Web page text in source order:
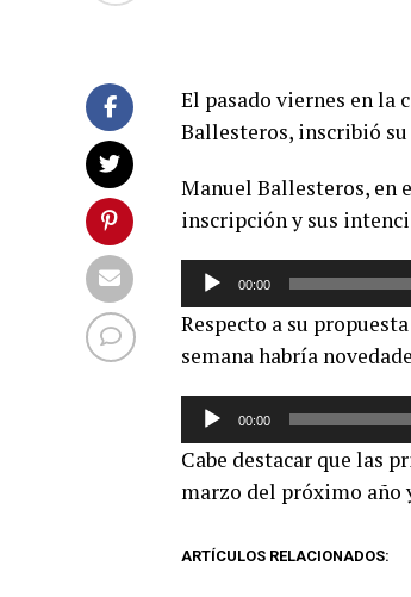
El pasado viernes en la
Ballesteros, inscribió
Manuel Ballesteros, en
inscripción y sus
Reproductor
audio
00:00
Respecto a su
semana habría
Reproductor
audio
00:00
Cabe destacar que las
marzo del próximo año
ARTÍCULOS RELACIONADOS: